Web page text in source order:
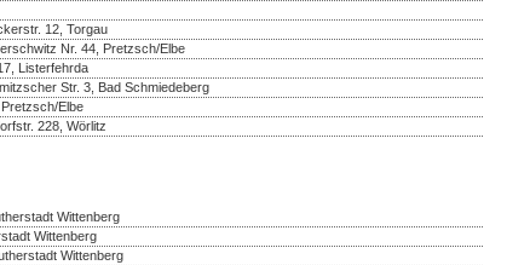
12, Torgau
Nr. 44, Pretzsch/Elbe
Listerfehrda
Str. 3, Bad Schmiedeberg
Elbe
228, Wörlitz
Wittenberg
Wittenberg
Wittenberg